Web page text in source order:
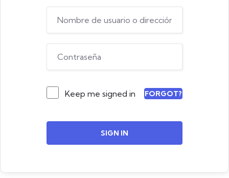
Keep me signed in FORGOT?
SIGN IN